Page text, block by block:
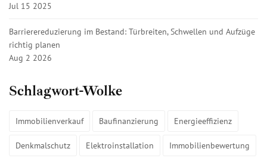
Jul 15 2025
Barrierereduzierung im Bestand: Türbreiten, Schwellen und Aufzüge
richtig planen
Aug 2 2026
Schlagwort-Wolke
Immobilienverkauf Baufinanzierung Energieeffizienz
Denkmalschutz Elektroinstallation Immobilienbewertung